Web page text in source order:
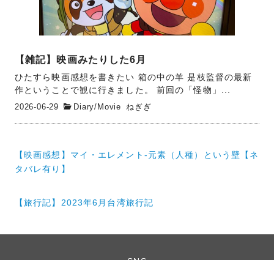
【雑記】映画みたりした6月
ひたすら映画感想を書きたい 箱の中の羊 是枝監督の最新
作ということで観に行きました。 前回の「怪物」...
2026-06-29
Diary/ Movie ねぎぎ
投
稿
ビ
【映画感想】マイ・エレメント-元素（人種）という壁【ネ
タバレ有り】
【旅行記】2023年6月台湾旅行記